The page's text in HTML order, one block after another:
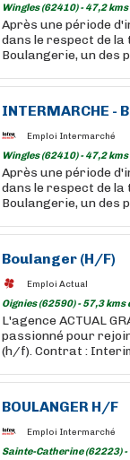
Wingles (62410) - 47,2
Après une période
dans le respect de
Boulangerie, un des
INTERMARCHE -
Emploi Intermarché
Wingles (62410) - 47,2
Après une période
dans le respect de
Boulangerie, un des
Boulanger (H/F)
Emploi Actual
Oignies (62590) - 57,3 kms
L'agence ACTUAL
passionné pour
(h/f). Contrat :
BOULANGER H/F
Emploi Intermarché
Sainte-Catherine (62223)